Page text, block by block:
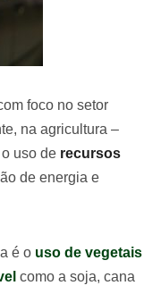
foco no setor
na agricultura –
uso de recursos
de energia e
é o uso de vegetais
como a soja, cana